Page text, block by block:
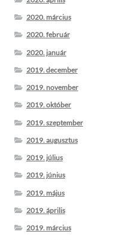
2020. március
2020. február
2020. január
2019. december
2019. november
2019. október
2019. szeptember
2019. augusztus
2019. július
2019. június
2019. május
2019. április
2019. március